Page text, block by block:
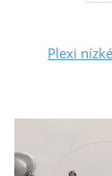
Plexi